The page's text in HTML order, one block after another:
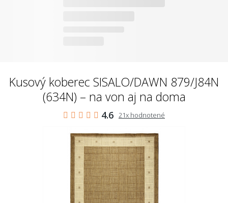
Kusový koberec SISALO/DAWN 879/J84N
(634N) – na von aj na doma
4.6 21x hodnotené